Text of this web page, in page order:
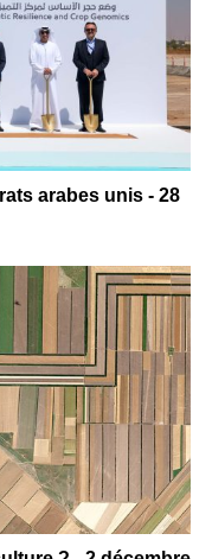
arabes unis - 28